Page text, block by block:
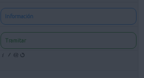
Información
Tramitar